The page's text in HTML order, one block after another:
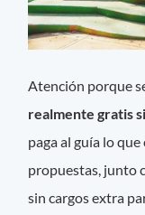
Atención porque
realmente gratis
paga al guía lo
propuestas, junto
sin cargos extra